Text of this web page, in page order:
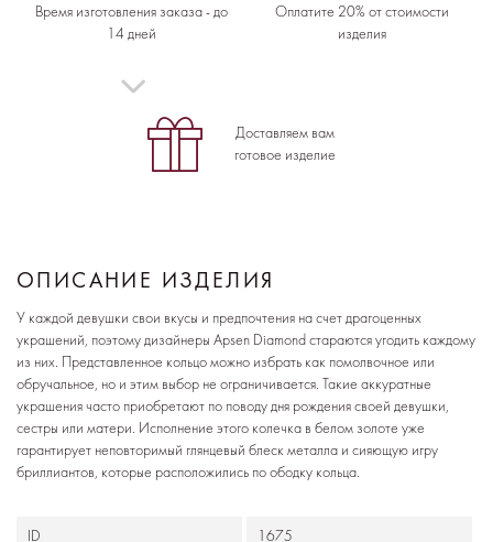
Оплатите 20% от стоимости
изделия
Время изготовления заказа - до
14 дней
Доставляем вам
готовое изделие
ОПИСАНИЕ ИЗДЕЛИЯ
У каждой девушки свои вкусы и предпочтения на счет драгоценных
украшений, поэтому дизайнеры Apsen Diamond стараются угодить каждому
из них. Представленное кольцо можно избрать как помолвочное или
обручальное, но и этим выбор не ограничивается. Такие аккуратные
украшения часто приобретают по поводу дня рождения своей девушки,
сестры или матери. Исполнение этого колечка в белом золоте уже
гарантирует неповторимый глянцевый блеск металла и сияющую игру
бриллиантов, которые расположились по ободку кольца.
ID 1675